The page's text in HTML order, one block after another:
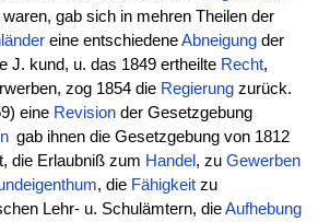
gab sich in mehren Theilen der
eine entschiedeneAbneigungder
J. kund, u. das 1849 ertheilte Recht,
zog 1854 die Regierungzurück.
eine Revisionder Gesetzgebung
gab ihnen die Gesetzgebung von 1812
die Erlaubniß zum Handel , zu Gewerben
, die Fähigkeitzu
Lehr- u. Schulämtern, dieAufhebung